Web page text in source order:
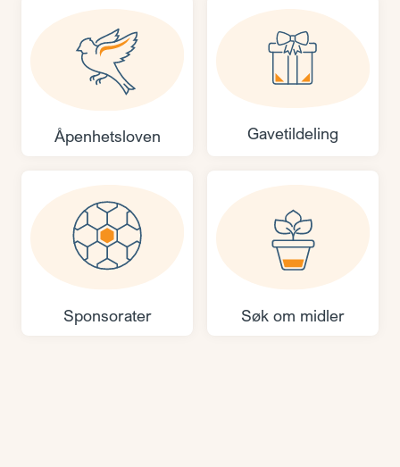
Åpenhetsloven Gavetildeling
Sponsorater Søk om midler